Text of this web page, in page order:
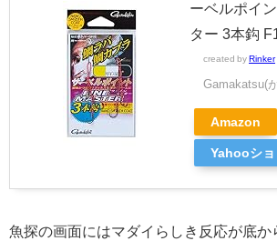
ーベルポイ
ター 3本鈎
created by Rinker
Gamakatsu(
Amazon
Yahooシ
魚探の画面にはマダイらしき反応が底か